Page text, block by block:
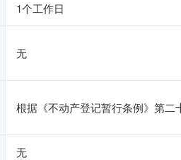
1个工作日
无
根据《不动产登记暂行条例》第二
无